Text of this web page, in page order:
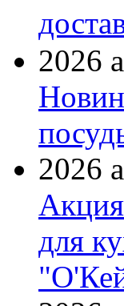
2026
2026
для